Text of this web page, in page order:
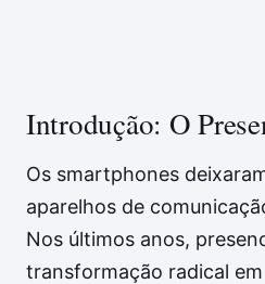
Introdução: O
Os smartphones
aparelhos de
Nos últimos anos,
transformação radical